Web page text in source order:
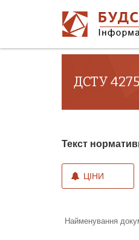
ДСТУ
Текст
ЦІНИ
Найменування